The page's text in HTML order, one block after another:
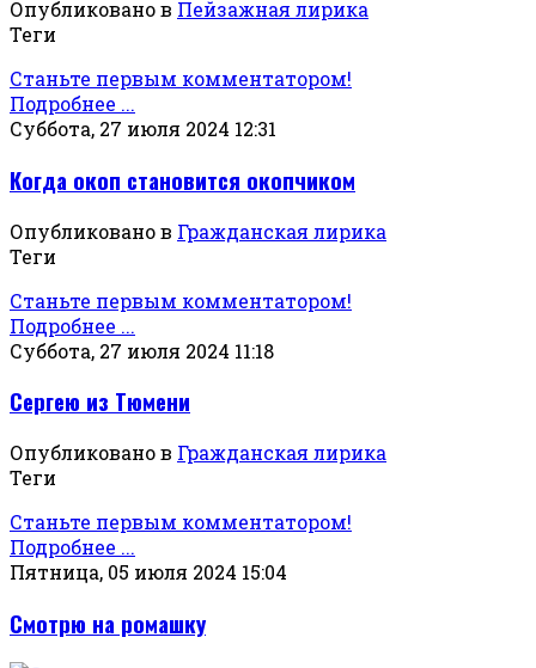
Опубликовано в Пейзажная лирика
Теги
Станьте первым комментатором!
Подробнее ...
Суббота, 27 июля 2024 12:31
Когда окоп становится окопчиком
Опубликовано в Гражданская лирика
Теги
Станьте первым комментатором!
Подробнее ...
Суббота, 27 июля 2024 11:18
Сергею из Тюмени
Опубликовано в Гражданская лирика
Теги
Станьте первым комментатором!
Подробнее ...
Пятница, 05 июля 2024 15:04
Смотрю на ромашку